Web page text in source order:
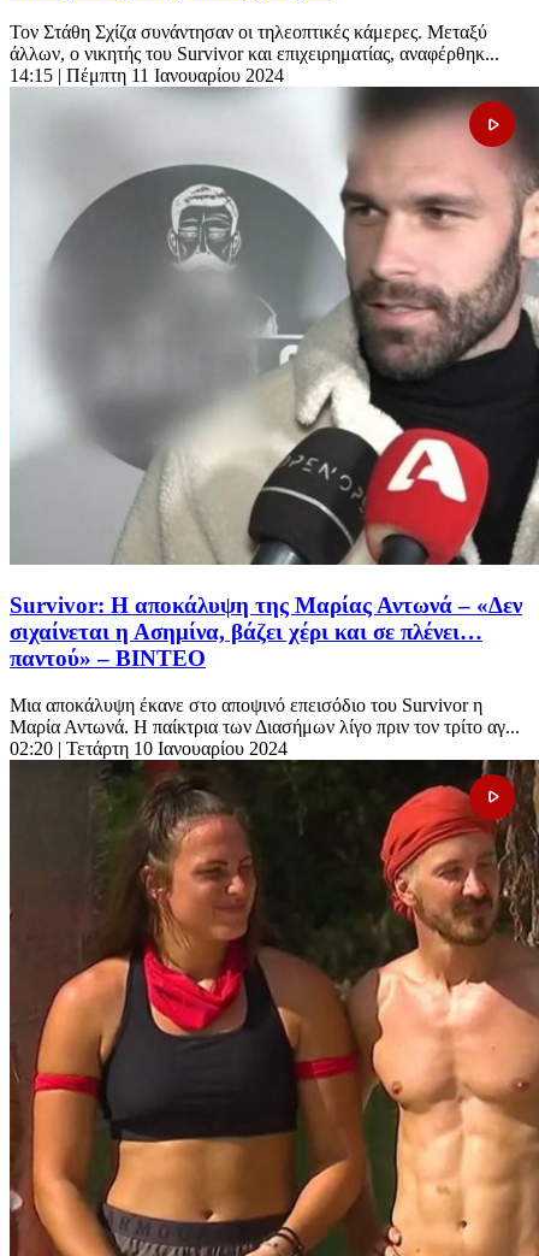
Τον Στάθη Σχίζα συνάντησαν οι τηλεοπτικές κάμερες. Μεταξύ
άλλων, ο νικητής του Survivor και επιχειρηματίας, αναφέρθηκ...
14:15 | Πέμπτη 11 Ιανουαρίου 2024
Survivor: Η αποκάλυψη της Μαρίας Αντωνά – «Δεν
σιχαίνεται η Ασημίνα, βάζει χέρι και σε πλένει…
παντού» – ΒΙΝΤΕΟ
Μια αποκάλυψη έκανε στο αποψινό επεισόδιο του Survivor η
Μαρία Αντωνά. Η παίκτρια των Διασήμων λίγο πριν τον τρίτο αγ...
02:20 | Τετάρτη 10 Ιανουαρίου 2024